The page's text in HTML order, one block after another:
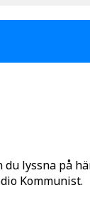
lyssna på
Kommunist.